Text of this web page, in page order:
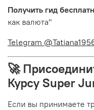
Получить гид
как валюта"
Telegram
🚀
Курсу Super
Если вы принимаете